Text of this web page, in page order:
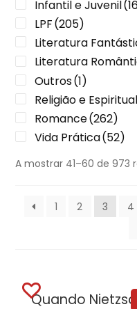
Infantil e Juvenil
LPF(205)
Literatura
Literatura
Outros(1)
Religião e
Romance(262)
Vida Prática(52)
A mostrar 41–60 de 973
1 2 3 4